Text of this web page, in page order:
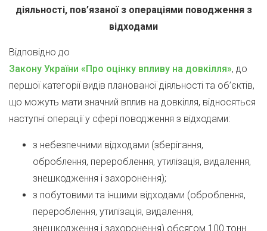
діяльності, пов’язаної з операціями поводження з
відходами
Відповідно до
Закону України «Про оцінку впливу на довкілля», до
першої категорії видів планованої діяльності та об’єктів,
що можуть мати значний вплив на довкілля, відносяться
наступні операції у сфері поводження з відходами:
з небезпечними відходами (зберігання,
оброблення, перероблення, утилізація, видалення,
знешкодження і захоронення);
з побутовими та іншими відходами (оброблення,
перероблення, утилізація, видалення,
знешкодження і захоронення) обсягом 100 тонн